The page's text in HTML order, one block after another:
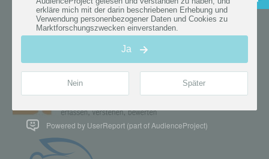
Powered by UserReport (part of AudienceProject)